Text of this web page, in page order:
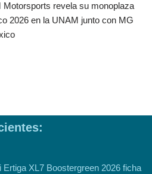
Motorsports revela su monoplaza
2026 en la UNAM junto con MG
Ertiga XL7 Boostergreen 2026 ficha